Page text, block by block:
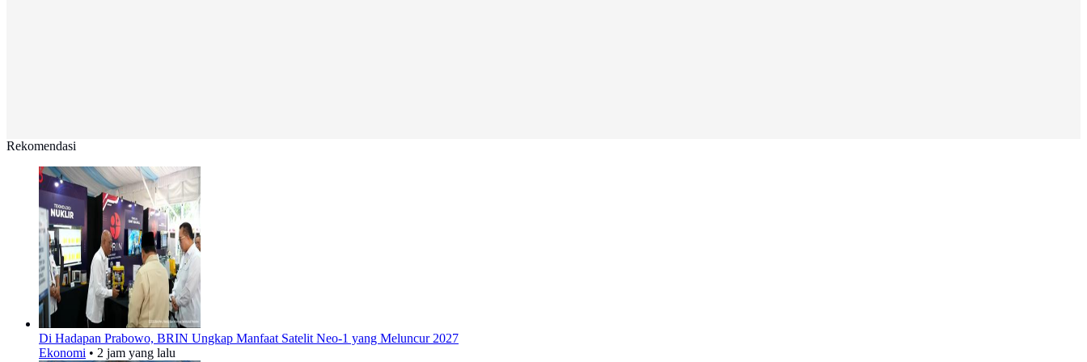
Rekomendasi
Di Hadapan Prabowo, BRIN Ungkap Manfaat Satelit Neo-1 yang Meluncur 2027
Ekonomi • 2 jam yang lalu